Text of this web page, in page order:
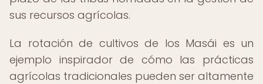
sus recursos agrícolas.
La rotación de cultivos de los Masái es un
ejemplo inspirador de cómo las prácticas
agrícolas tradicionales pueden ser altamente